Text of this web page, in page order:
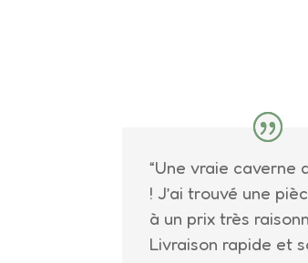
“Une vraie caverne
! J’ai trouvé une
à un prix très
Livraison rapide et